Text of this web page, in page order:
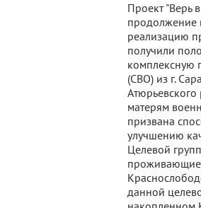
Проект "Верь
продолжение
реализацию
получили
комплексную
(СВО) из г.
матерям
призвана
улучшению
Целевой
проживающие
данной